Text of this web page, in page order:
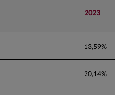
2023
13,59%
20,14%